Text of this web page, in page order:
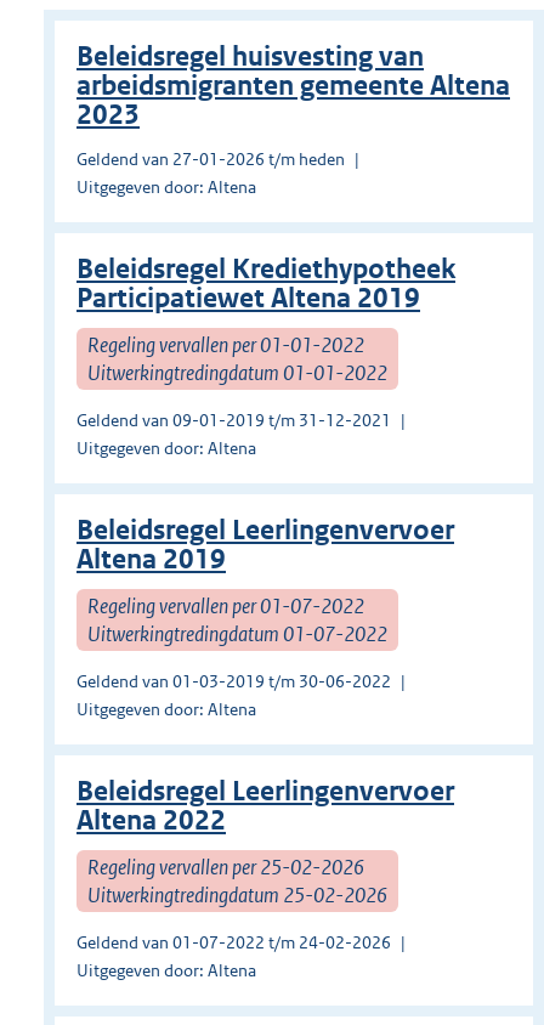
Beleidsregel huisvesting van
arbeidsmigranten gemeente Altena
2023
Geldend van 27-01-2026 t/m heden
Uitgegeven door: Altena
Beleidsregel Krediethypotheek
Participatiewet Altena 2019
Regeling vervallen per 01-01-2022
Uitwerkingtredingdatum 01-01-2022
Geldend van 09-01-2019 t/m 31-12-2021
Uitgegeven door: Altena
Beleidsregel Leerlingenvervoer
Altena 2019
Regeling vervallen per 01-07-2022
Uitwerkingtredingdatum 01-07-2022
Geldend van 01-03-2019 t/m 30-06-2022
Uitgegeven door: Altena
Beleidsregel Leerlingenvervoer
Altena 2022
Regeling vervallen per 25-02-2026
Uitwerkingtredingdatum 25-02-2026
Geldend van 01-07-2022 t/m 24-02-2026
Uitgegeven door: Altena